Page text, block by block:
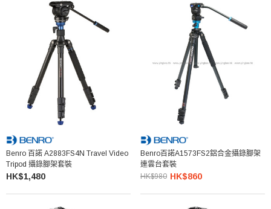
Benro 百諾 A2883FS4N Travel Video
Tripod 攝錄腳架套裝
HK$1,480
Benro百諾A1573FS2鋁合金攝錄腳架
連雲台套裝
HK$980 HK$860